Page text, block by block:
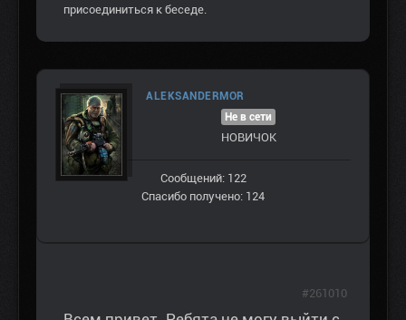
присоединиться к беседе.
ALEKSANDERMOR
Не в сети
НОВИЧОК
Сообщений: 122
Спасибо получено: 124
#261010